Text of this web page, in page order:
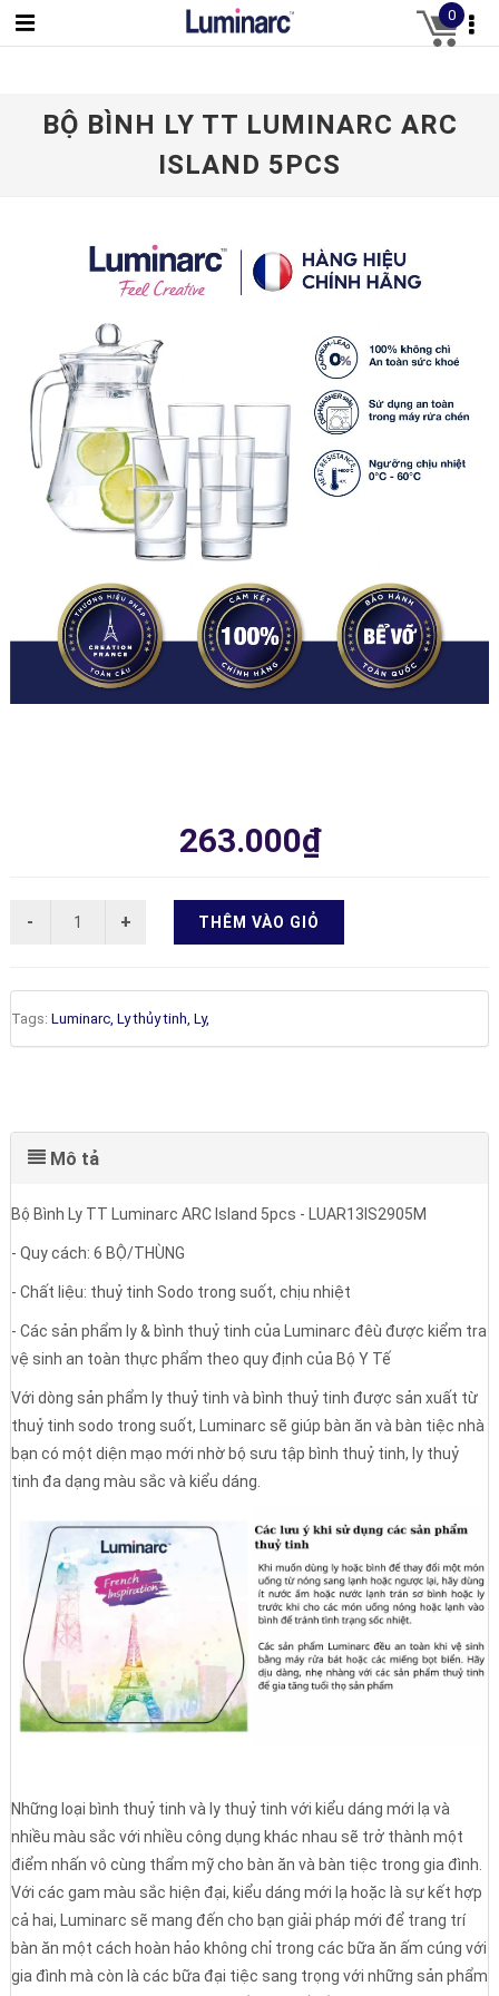
0
BỘ BÌNH LY TT LUMINARC ARC
ISLAND 5PCS
263.000₫
THÊM VÀO GIỎ
Tags: Luminarc, Ly thủy tinh, Ly,
Mô tả
Bộ Bình Ly TT Luminarc ARC Island 5pcs - LUAR13IS2905M
- Quy cách: 6 BỘ/THÙNG
- Chất liệu: thuỷ tinh Sodo trong suốt, chịu nhiệt
- Các sản phẩm ly & bình thuỷ tinh của Luminarc đêù được kiểm tra
vệ sinh an toàn thực phẩm theo quy định của Bộ Y Tế
Với dòng sản phẩm ly thuỷ tinh và bình thuỷ tinh được sản xuất từ
thuỷ tinh sodo trong suốt, Luminarc sẽ giúp bàn ăn và bàn tiệc nhà
bạn có một diện mạo mới nhờ bộ sưu tập bình thuỷ tinh, ly thuỷ
tinh đa dạng màu sắc và kiểu dáng.
Những loại bình thuỷ tinh và ly thuỷ tinh với kiểu dáng mới lạ và
nhiều màu sắc với nhiều công dụng khác nhau sẽ trở thành một
điểm nhấn vô cùng thẩm mỹ cho bàn ăn và bàn tiệc trong gia đình.
Với các gam màu sắc hiện đại, kiểu dáng mới lạ hoặc là sự kết hợp
cả hai, Luminarc sẽ mang đến cho bạn giải pháp mới để trang trí
bàn ăn một cách hoàn hảo không chỉ trong các bữa ăn ấm cúng với
gia đình mà còn là các bữa đại tiệc sang trọng với những sản phẩm